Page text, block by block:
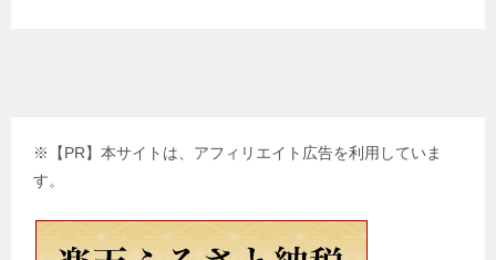
※【PR】本サイトは、アフィリエイト広告を利用していま
す。